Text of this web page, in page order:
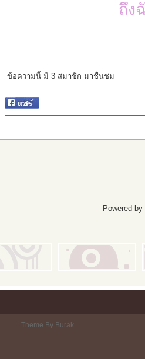
ถึง
ข้อความนี้ มี 3 สมาชิก มาชื่นชม
Powered
Theme By Burak